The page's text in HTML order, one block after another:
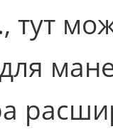
тут